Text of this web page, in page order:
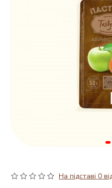
На підставі 0